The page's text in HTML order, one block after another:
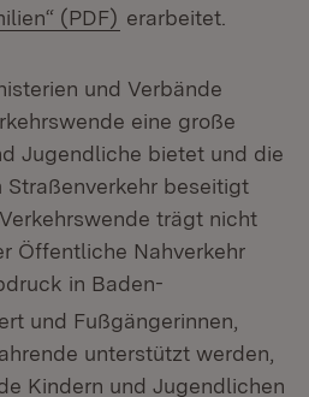
(PDF) (Öffnet in neuem
erarbeitet.
und Verbände
eine große
Jugendliche bietet und die
Straßenverkehr beseitigt
trägt nicht
Öffentliche Nahverkehr
in Baden-
und Fußgängerinnen,
unterstützt werden,
Kindern und Jugendlichen